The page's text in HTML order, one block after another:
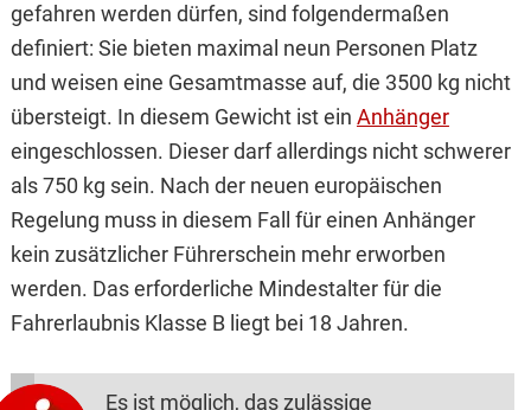
gefahren werden dürfen, sind folgendermaßen
definiert: Sie bieten maximal neun Personen Platz
und weisen eine Gesamtmasse auf, die 3500 kg nicht
übersteigt. In diesem Gewicht ist ein Anhänger
eingeschlossen. Dieser darf allerdings nicht schwerer
als 750 kg sein. Nach der neuen europäischen
Regelung muss in diesem Fall für einen Anhänger
kein zusätzlicher Führerschein mehr erworben
werden. Das erforderliche Mindestalter für die
Fahrerlaubnis Klasse B liegt bei 18 Jahren.
Es ist möglich, das zulässige